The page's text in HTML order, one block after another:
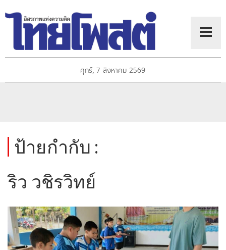
ศุกร์, 7 สิงหาคม 2569
ป้ายกำกับ :
ริว วชิรวิทย์